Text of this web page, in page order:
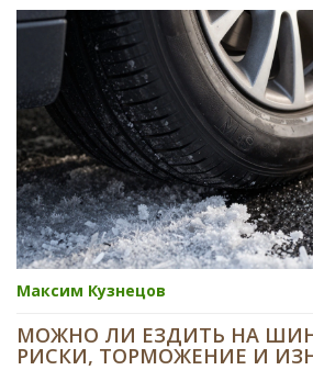
Максим Кузнецов
МОЖНО ЛИ ЕЗДИТЬ НА
РИСКИ, ТОРМОЖЕНИЕ И